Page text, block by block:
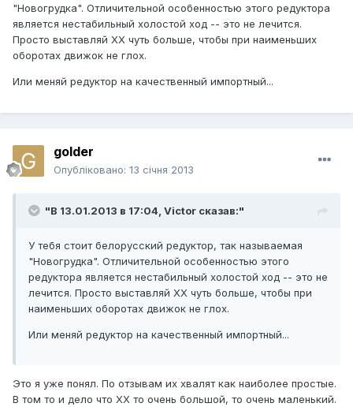
"Новогрудка". Отличительной особенностью этого редуктора
является нестабильный холостой ход -- это не лечится.
Просто выставляй ХХ чуть больше, чтобы при наименьших
оборотах движок не глох.
Или меняй редуктор на качественный импортный...
golder
Опубліковано: 13 січня 2013
"В 13.01.2013 в 17:04, Victor сказав:"
У тебя стоит белорусский редуктор, так называемая
"Новогрудка". Отличительной особенностью этого
редуктора является нестабильный холостой ход -- это не
лечится. Просто выставляй ХХ чуть больше, чтобы при
наименьших оборотах движок не глох.
Или меняй редуктор на качественный импортный...
Это я уже понял. По отзывам их хвалят как наиболее простые.
В том то и дело что ХХ то очень большой, то очень маленький.